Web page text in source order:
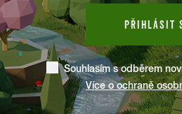
PŘIHLÁSIT
Souhlasím s odběrem
Více o ochraně